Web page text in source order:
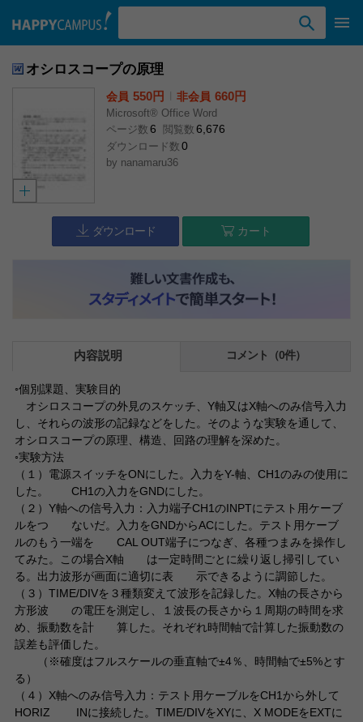
オシロスコープの原理
会員 550円 非会員 660円
Microsoft® Office Word
ページ数 6 閲覧数 6,676
ダウンロード数 0
by nanamaru36
ダウンロード カート
内容説明 コメント（0件）
◦個別課題、実験目的
オシロスコープの外見のスケッチ、Y軸又はX軸へのみ信号入力
し、それらの波形の記録などをした。そのような実験を通して、
オシロスコープの原理、構造、回路の理解を深めた。
◦実験方法
（１）電源スイッチをONにした。入力をY-軸、CH1のみの使用に
した。 CH1の入力をGNDにした。
（２）Y軸への信号入力：入力端子CH1のINPTにテスト用ケーブ
ルをつ ないだ。入力をGNDからACにした。テスト用ケーブ
ルのもう一端を CAL OUT端子につなぎ、各種つまみを操作し
てみた。この場合X軸 は一定時間ごとに繰り返し掃引してい
る。出力波形が画面に適切に表 示できるように調節した。
（３）TIME/DIVを３種類変えて波形を記録した。X軸の長さから
方形波 の電圧を測定し、１波長の長さから１周期の時間を求
め、振動数を計 算した。それぞれ時間軸で計算した振動数の
誤差も評価した。
（※確度はフルスケールの垂直軸で±4％、時間軸で±5%とす
る）
（４）X軸へのみ信号入力：テスト用ケーブルをCH1から外して
HORIZ INに接続した。TIME/DIVをXYに、X MODEをEXTに